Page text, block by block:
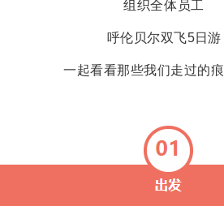
组织全体员工
呼伦贝尔双飞5日游
一起看看那些我们走过的痕